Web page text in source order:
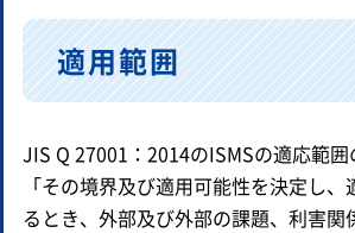
適用範囲
JIS Q 27001：2014のISMSの適応範囲
「その境界及び適用可能性を決定し
るとき、外部及び外部の課題、利害関